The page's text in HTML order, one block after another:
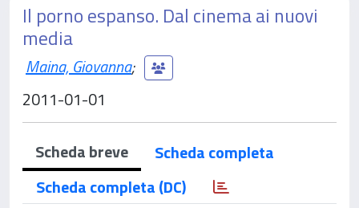
Il porno espanso. Dal cinema ai nuovi
media
Maina, Giovanna;
2011-01-01
Scheda breve
Scheda completa
Scheda completa (DC)